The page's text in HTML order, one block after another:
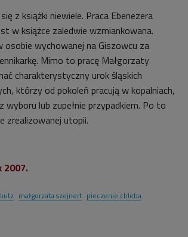
z książki niewiele. Praca Ebenezera
w książce zaledwie wzmiankowana.
wychowanej na Giszowcu za
Mimo to pracę Małgorzaty
charakterystyczny urok śląskich
którzy od pokoleń pracują w kopalniach,
lub zupełnie przypadkiem. Po to
zrealizowanej utopii.
2007.
małgorzata szejnert pieczenie chleba